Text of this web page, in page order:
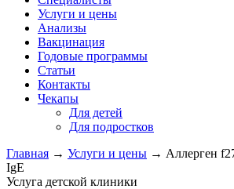
Услуги и цены
Анализы
Вакцинация
Годовые программы
Статьи
Контакты
Чекапы
Для детей
Для подростков
Главная → Услуги и цены → Аллерген
IgE
Услуга детской клиники